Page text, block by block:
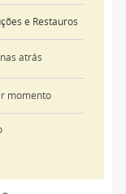
e Restauros
atrás
momento